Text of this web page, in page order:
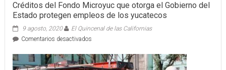
Créditos del Fondo Microyuc que otorga el Gobierno del
Estado protegen empleos de los yucatecos
9 agosto, 2020
El Quincenal de las Californias
Comentarios desactivadosen
del
Fondo